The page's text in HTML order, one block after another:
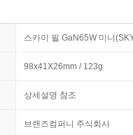
스카이 필 GaN65W 미니
98x41X26mm / 123g
상세설명 참조
브랜즈컴퍼니 주식회사